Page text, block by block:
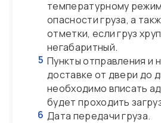
температурному
опасности груза, а
отметки, если груз
негабаритный.
5 Пункты отправления и
доставке от двери до
необходимо вписать
будет проходить
6 Дата передачи груза.